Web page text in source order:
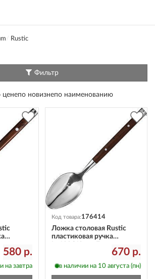
Rustic
Фильтр
ценепо новизнепо наименованию
580 р.
на завтра
Код товара:176414
Ложка столовая Rustic
пластиковая ручка
670 р.
в наличии на 10 августа (пн)